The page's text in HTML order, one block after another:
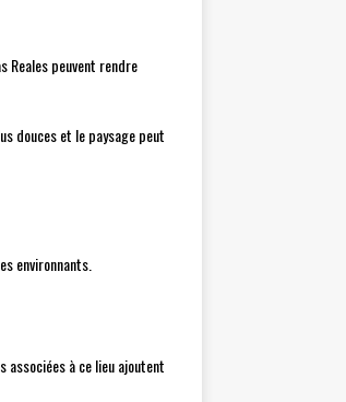
Reales peuvent rendre
douces et le paysage peut
environnants.
associées à ce lieu ajoutent